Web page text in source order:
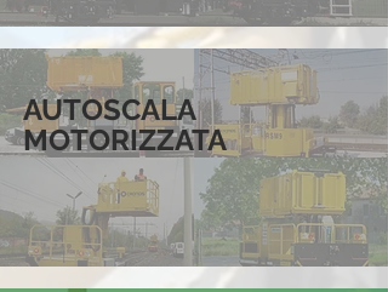
AUTOSCALA
MOTORIZZATA